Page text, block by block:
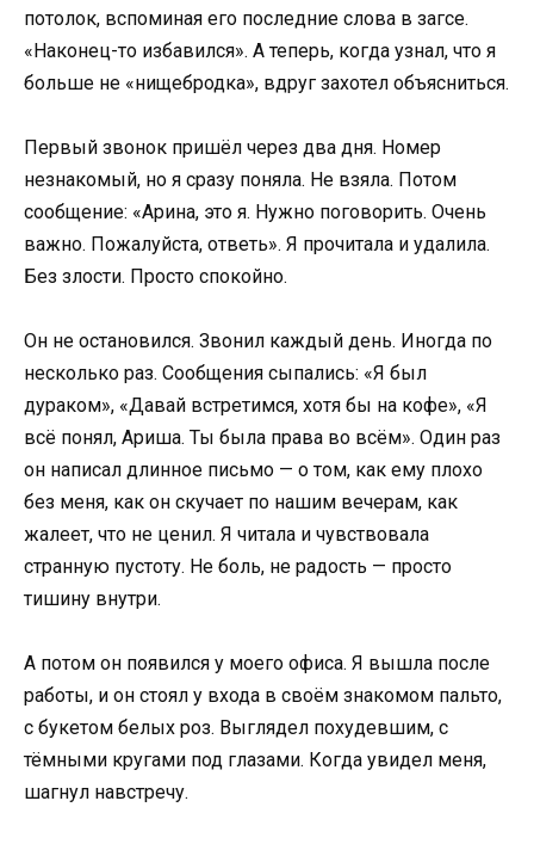
потолок, вспоминая его последние слова в загсе.
«Наконец-то избавился». А теперь, когда узнал, что я
больше не «нищебродка», вдруг захотел объясниться.
Первый звонок пришёл через два дня. Номер
незнакомый, но я сразу поняла. Не взяла. Потом
сообщение: «Арина, это я. Нужно поговорить. Очень
важно. Пожалуйста, ответь». Я прочитала и удалила.
Без злости. Просто спокойно.
Он не остановился. Звонил каждый день. Иногда по
несколько раз. Сообщения сыпались: «Я был
дураком», «Давай встретимся, хотя бы на кофе», «Я
всё понял, Ариша. Ты была права во всём». Один раз
он написал длинное письмо — о том, как ему плохо
без меня, как он скучает по нашим вечерам, как
жалеет, что не ценил. Я читала и чувствовала
странную пустоту. Не боль, не радость — просто
тишину внутри.
А потом он появился у моего офиса. Я вышла после
работы, и он стоял у входа в своём знакомом пальто,
с букетом белых роз. Выглядел похудевшим, с
тёмными кругами под глазами. Когда увидел меня,
шагнул навстречу.